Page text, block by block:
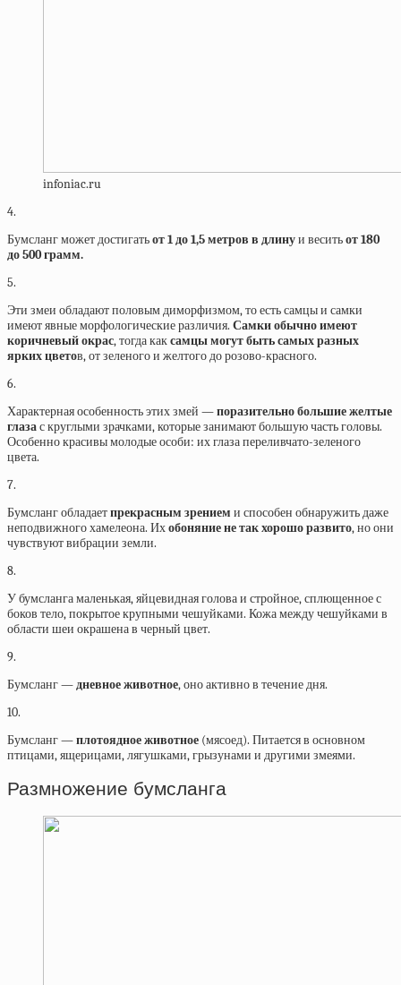
infoniac.ru
4.
Бумсланг может достигатьот 1 до 1,5 метров в длинуи веситьот 180
до 500 грамм.
5.
Эти змеи обладают половым диморфизмом, то есть самцы и самки
имеют явные морфологические различия. Самки обычно имеют
коричневый окрас, тогда каксамцы могут быть самых разных
ярких цветов, от зеленого и желтого до розово-красного.
6.
Характерная особенность этих змей —поразительно большие желтые
глазас круглыми зрачками, которые занимают большую часть головы.
Особенно красивы молодые особи: их глаза переливчато-зеленого
цвета.
7.
Бумсланг обладаетпрекрасным зрением и способен обнаружить даже
неподвижного хамелеона. Ихобоняние не так хорошо развито, но они
чувствуют вибрации земли.
8.
У бумсланга маленькая, яйцевидная голова и стройное, сплющенное с
боков тело, покрытое крупными чешуйками. Кожа между чешуйками в
области шеи окрашена в черный цвет.
9.
Бумсланг —дневное животное, оно активно в течение дня.
10.
Бумсланг —плотоядное животное (мясоед). Питается в основном
птицами, ящерицами, лягушками, грызунами и другими змеями.
Размножение бумсланга